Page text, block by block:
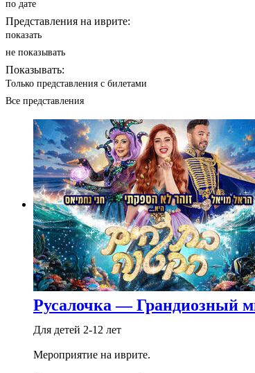
по дате
Представления на иврите:
показать
не показывать
Показывать:
Только представления с билетами
Все представления
Русалочка — Грандиозный
Для детей 2-12 лет
Мероприятие на иврите.